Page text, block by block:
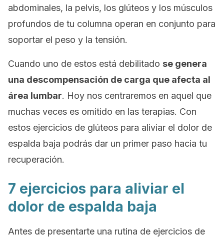
abdominales, la pelvis, los glúteos y los músculos
profundos de tu columna operan en conjunto para
soportar el peso y la tensión.
Cuando uno de estos está debilitado se genera
una descompensación de carga que afecta al
área lumbar. Hoy nos centraremos en aquel que
muchas veces es omitido en las terapias. Con
estos ejercicios de glúteos para aliviar el dolor de
espalda baja podrás dar un primer paso hacia tu
recuperación.
7 ejercicios para aliviar el
dolor de espalda baja
Antes de presentarte una rutina de ejercicios de